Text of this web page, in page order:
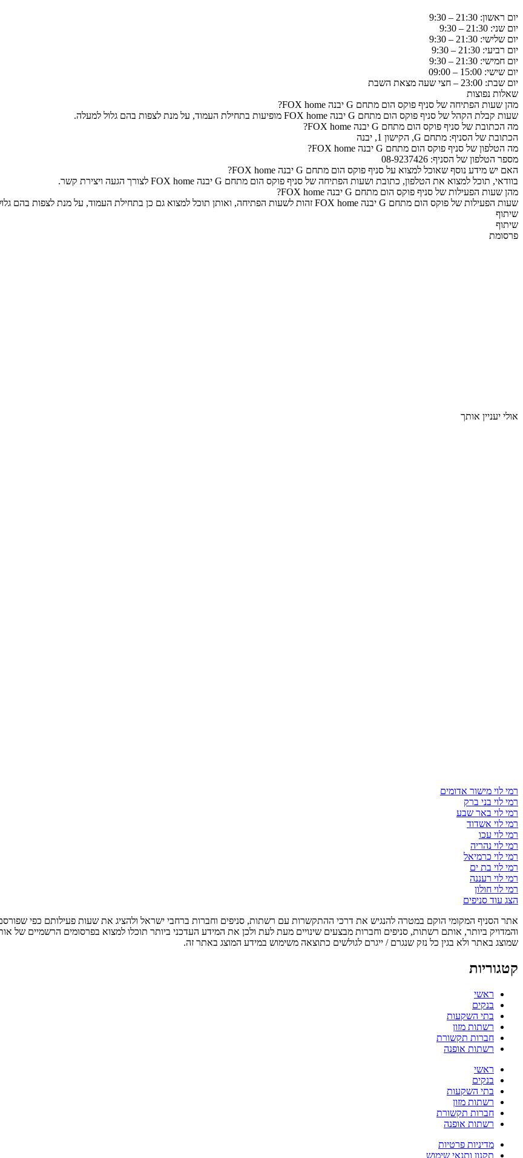
יום ראשון: 21:30 – 9:30
יום שני: 21:30 – 9:30
יום שלישי: 21:30 – 9:30
יום רביעי: 21:30 – 9:30
יום חמישי: 21:30 – 9:30
יום שישי: 15:00 – 09:00
יום שבת: 23:00 – חצי שעה מצאת השבת
שאלות נפוצות
מהן שעות הפתיחה של סניף פוקס הום מתחם G יבנה FOX home?
שעות קבלת הקהל של סניף פוקס הום מתחם G יבנה FOX home מופיעות בתחילת העמוד, על מנת לצפות בהם גלול למעלה.
מה הכתובת של סניף פוקס הום מתחם G יבנה FOX home?
הכתובת של הסניף: מתחם G, הקישון 1, יבנה
מה הטלפון של סניף פוקס הום מתחם G יבנה FOX home?
מספר הטלפון של הסניף: 08-9237426
האם יש מידע נוסף שאוכל למצוא על סניף פוקס הום מתחם G יבנה FOX home?
בוודאי, תוכל למצוא את הטלפון, כתובת ושעות הפתיחה של סניף פוקס הום מתחם G יבנה FOX home לצורך הגעה ויצירת קשר.
מהן שעות הפעילות של סניף פוקס הום מתחם G יבנה FOX home?
שעות הפעילות של פוקס הום מתחם G יבנה FOX home זהות לשעות הפתיחה, ואותן תוכל למצוא גם כן בתחילת העמוד, על מנת לצפות בהם גלול למעלה.
שיתוף
שיתוף
פרסומת
אולי יעניין אותך
רמי לוי מישור אדומים
רמי לוי בני ברק
רמי לוי באר שבע
רמי לוי אשדוד
רמי לוי עכו
רמי לוי נהריה
רמי לוי כרמיאל
רמי לוי בת ים
רמי לוי רעננה
רמי לוי חולון
הצג עוד סניפים
אתר הסניף המקומי הוקם במטרה להנגיש את דרכי ההתקשרות עם רשתות, סניפים וחברות ברחבי ישראל ולהציג את שעות פעילותם כפי
והמדויק ביותר, אותם רשתות, סניפים וחברות מבצעים שינויים מעת לעת ולכן את המידע העדכני ביותר תוכלו למצוא בפרסומים הרשמיים של
שמוצג באתר ולא בגין כל נזק שנגרם / ייגרם לגולשים כתוצאה משימוש במידע המוצג באתר זה.
קטגוריות
ראשי
בנקים
בתי השקעות
רשתות מזון
חברות תקשורת
רשתות אופנה
ראשי
בנקים
בתי השקעות
רשתות מזון
חברות תקשורת
רשתות אופנה
מדיניות פרטיות
תקנון ותנאי שימוש